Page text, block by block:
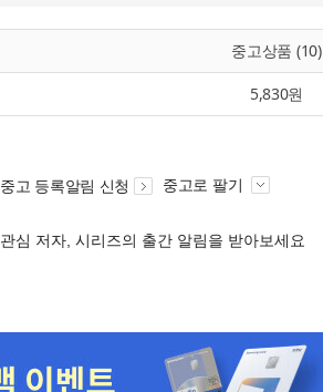
중고상품 (10)
5,830원
중고 등록알림 신청 중고로 팔기
관심 저자, 시리즈의 출간 알림을 받아보세요